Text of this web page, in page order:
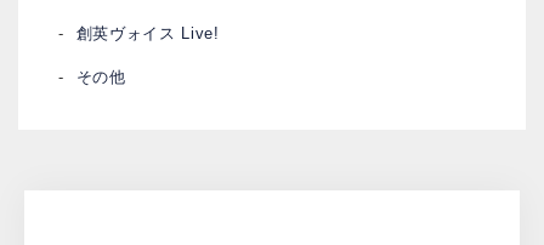
創英ヴォイス Live!
その他